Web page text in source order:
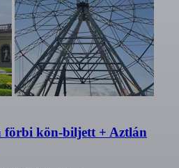
förbi kön-biljett + Aztlán